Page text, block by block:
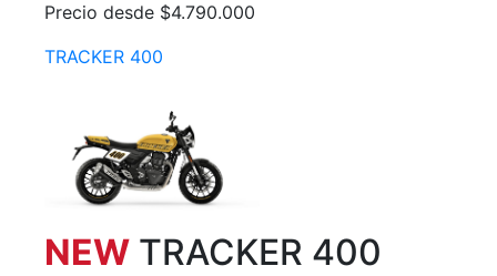
Precio desde $4.790.000
TRACKER 400
NEW TRACKER 400